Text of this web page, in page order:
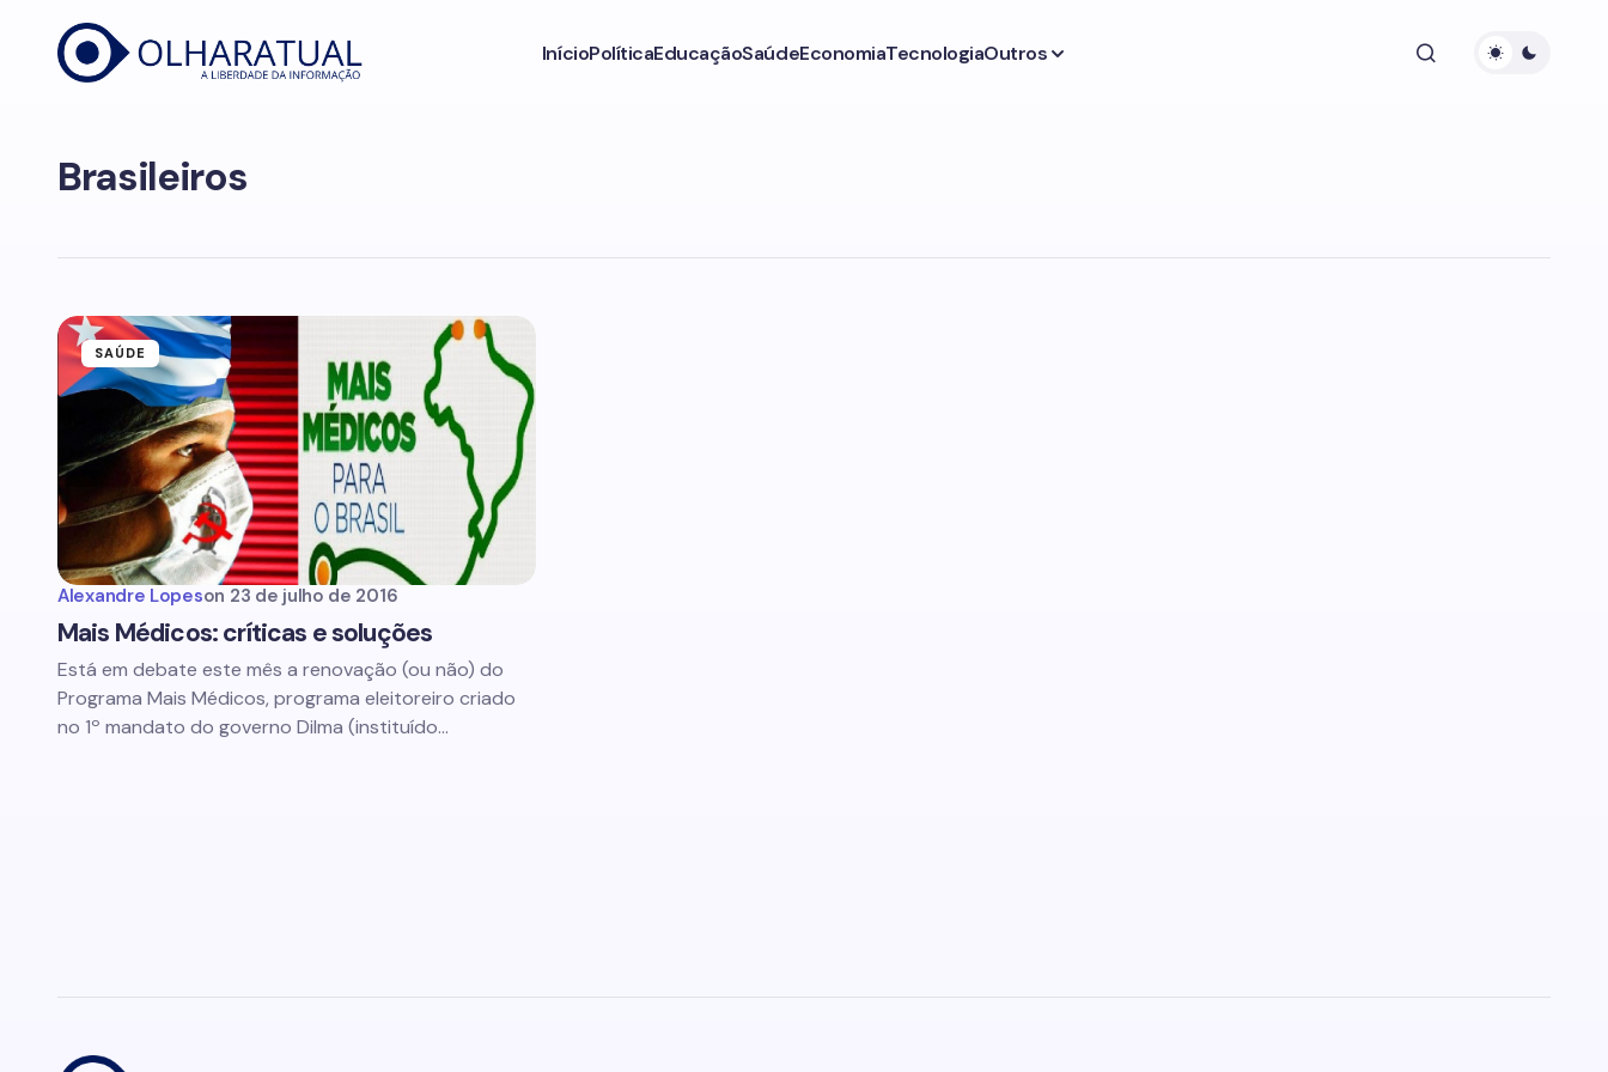
InícioPolíticaEducaçãoSaúdeEconomiaTecnologiaOutros
Brasileiros
SAÚDE
Alexandre Lopeson 23 de julho de 2016
Mais Médicos: críticas e soluções
Está em debate este mês a renovação (ou não) do
Programa Mais Médicos, programa eleitoreiro criado
no 1º mandato do governo Dilma (instituído…